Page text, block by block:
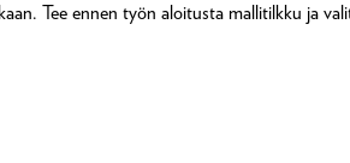
Tee ennen työn aloitusta mallitilkku ja